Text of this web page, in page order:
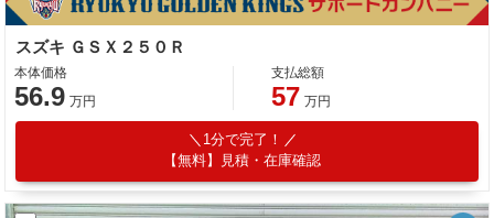
スズキ ＧＳＸ２５０Ｒ
本体価格
56.9 万円
支払総額
57 万円
1分で完了！
【無料】見積・在庫確認